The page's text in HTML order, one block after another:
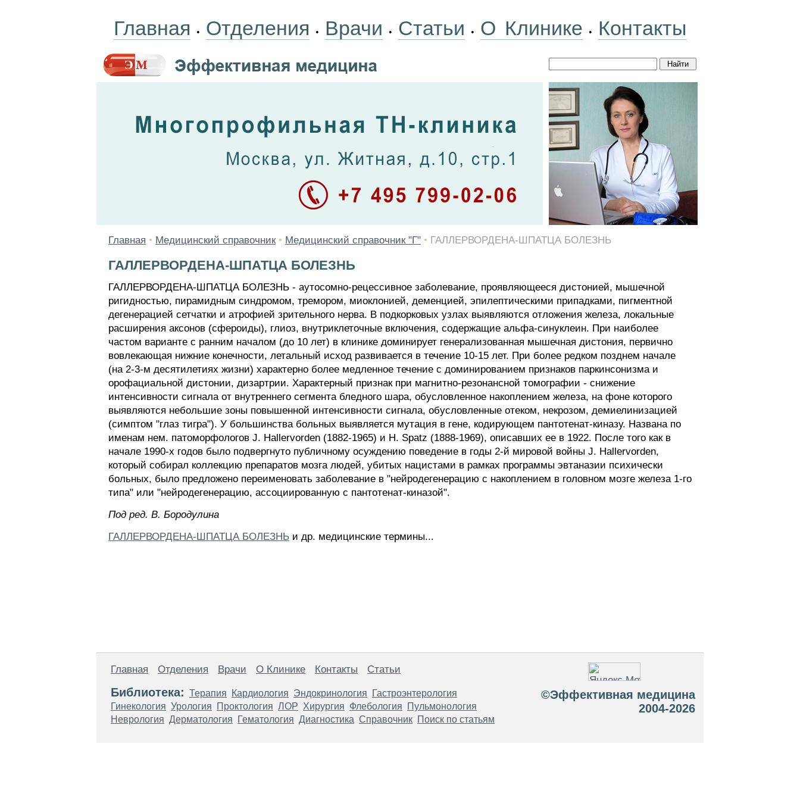
Главная • Отделения • Врачи • Статьи • О Клинике • Контакты
Главная • Медицинский справочник • Медицинский справочник "Г" • ГАЛЛЕРВОРДЕНА-ШПАТЦА БОЛЕЗНЬ
ГАЛЛЕРВОРДЕНА-ШПАТЦА БОЛЕЗНЬ
ГАЛЛЕРВОРДЕНА-ШПАТЦА БОЛЕЗНЬ - аутосомно-рецессивное заболевание, проявляющееся дистонией, мышечной
ригидностью, пирамидным синдромом, тремором, миоклонией, деменцией, эпилептическими припадками, пигментной
дегенерацией сетчатки и атрофией зрительного нерва. В подкорковых узлах выявляются отложения железа, локальные
расширения аксонов (сфероиды), глиоз, внутриклеточные включения, содержащие альфа-синуклеин. При наиболее
частом варианте с ранним началом (до 10 лет) в клинике доминирует генерализованная мышечная дистония, первично
вовлекающая нижние конечности, летальный исход развивается в течение 10-15 лет. При более редком позднем начале
(на 2-3-м десятилетиях жизни) характерно более медленное течение с доминированием признаков паркинсонизма и
орофациальной дистонии, дизартрии. Характерный признак при магнитно-резонансной томографии - снижение
интенсивности сигнала от внутреннего сегмента бледного шара, обусловленное накоплением железа, на фоне которого
выявляются небольшие зоны повышенной интенсивности сигнала, обусловленные отеком, некрозом, демиелинизацией
(симптом "глаз тигра"). У большинства больных выявляется мутация в гене, кодирующем пантотенат-киназу. Названа по
именам нем. патоморфологов J. Hallervorden (1882-1965) и Н. Spatz (1888-1969), описавших ее в 1922. После того как в
начале 1990-х годов было подвергнуто публичному осуждению поведение в годы 2-й мировой войны J. Hallervorden,
который собирал коллекцию препаратов мозга людей, убитых нацистами в рамках программы эвтаназии психически
больных, было предложено переименовать заболевание в "нейродегенерацию с накоплением в головном мозге железа 1-го
типа" или "нейродегенерацию, ассоциированную с пантотенат-киназой".
Пoд peд. B. Бopoдyлинa
ГАЛЛЕРВОРДЕНА-ШПАТЦА БОЛЕЗНЬ и др. медицинские термины...
Главная Отделения Врачи О Клинике Контакты Статьи
Библиотека: Терапия Кардиология Эндокринология
Гастроэнтерология
Гинекология Урология Проктология ЛОР Хирургия Флебология
Пульмонология
Неврология Дерматология Гематология Диагностика Справочник Поиск по статьям
©Эффективная медицина
2004-2026